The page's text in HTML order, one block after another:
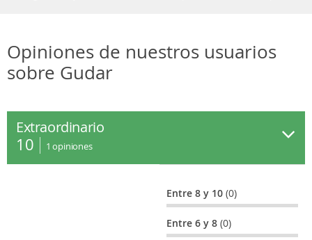
Opiniones de nuestros usuarios
sobre Gudar
Extraordinario
10 1 opiniones
Entre 8 y 10(0)
Entre 6 y 8(0)